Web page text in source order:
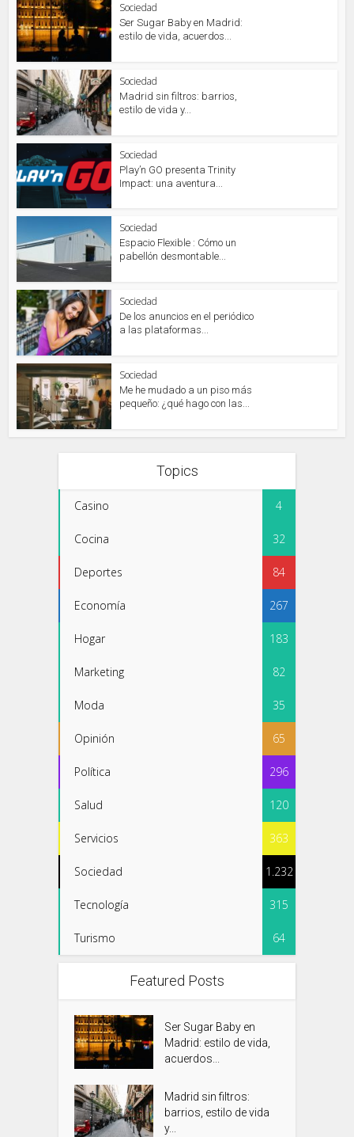
Sociedad
Ser Sugar Baby en Madrid:
estilo de vida, acuerdos...
Sociedad
Madrid sin filtros: barrios,
estilo de vida y...
Sociedad
Play’n GO presenta Trinity
Impact: una aventura...
Sociedad
Espacio Flexible : Cómo un
pabellón desmontable...
Sociedad
De los anuncios en el periódico
a las plataformas...
Sociedad
Me he mudado a un piso más
pequeño: ¿qué hago con las...
Topics
Casino 4
Cocina 32
Deportes 84
Economía 267
Hogar 183
Marketing 82
Moda 35
Opinión 65
Política 296
Salud 120
Servicios 363
Sociedad 1.232
Tecnología 315
Turismo 64
Featured Posts
Ser Sugar Baby en
Madrid: estilo de vida,
acuerdos...
Madrid sin filtros:
barrios, estilo de vida
y...